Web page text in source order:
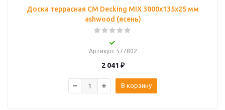
Доска террасная CM Decking MIX 3000х135х25 мм
ashwood (ясень)
Артикул: 577802
2 041 ₽
В корзину